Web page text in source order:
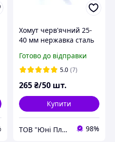
Хомут черв'ячний 25-
40 мм нержавка сталь
Готово до відправки
5.0 (7)
265₴/50 шт.
Купити
ТОВ "Юні Пласт" 98%